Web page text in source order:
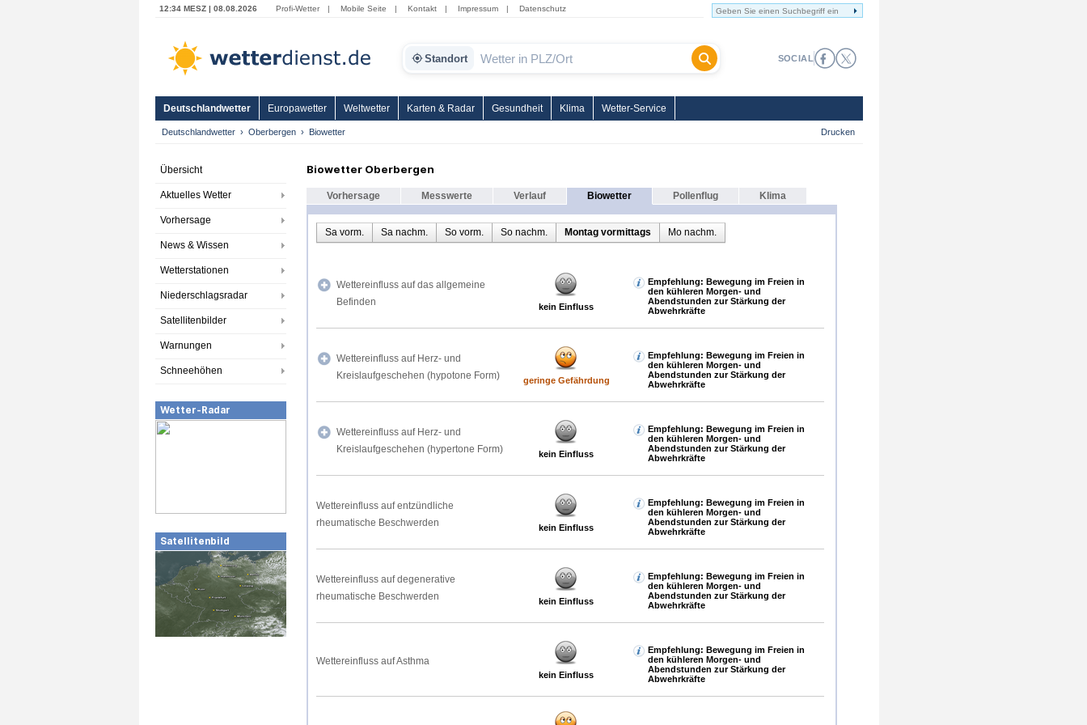
12:34 MESZ | 08.08.2026 Profi-Wetter | Mobile Seite | Kontakt | Impressum | Datenschutz
Standort SOCIAL
Deutschlandwetter Europawetter Weltwetter Karten & Radar Gesundheit Klima Wetter-Service
Deutschlandwetter Oberbergen Biowetter Drucken
Übersicht
Aktuelles Wetter
Vorhersage
News & Wissen
Wetterstationen
Niederschlagsradar
Satellitenbilder
Warnungen
Schneehöhen
Wetter-Radar
Satellitenbild
Biowetter Oberbergen
Vorhersage Messwerte Verlauf Biowetter Pollenflug Klima
Sa vorm. Sa nachm. So vorm. So nachm. Montag vormittags Mo nachm.
Wettereinfluss auf das allgemeine
Befinden
kein Einfluss
Empfehlung: Bewegung im Freien in
den kühleren Morgen- und
Abendstunden zur Stärkung der
Abwehrkräfte
Wettereinfluss auf Herz- und
Kreislaufgeschehen (hypotone Form)
geringe Gefährdung
Empfehlung: Bewegung im Freien in
den kühleren Morgen- und
Abendstunden zur Stärkung der
Abwehrkräfte
Wettereinfluss auf Herz- und
Kreislaufgeschehen (hypertone Form)
kein Einfluss
Empfehlung: Bewegung im Freien in
den kühleren Morgen- und
Abendstunden zur Stärkung der
Abwehrkräfte
Wettereinfluss auf entzündliche
rheumatische Beschwerden
kein Einfluss
Empfehlung: Bewegung im Freien in
den kühleren Morgen- und
Abendstunden zur Stärkung der
Abwehrkräfte
Wettereinfluss auf degenerative
rheumatische Beschwerden
kein Einfluss
Empfehlung: Bewegung im Freien in
den kühleren Morgen- und
Abendstunden zur Stärkung der
Abwehrkräfte
Wettereinfluss auf Asthma
kein Einfluss
Empfehlung: Bewegung im Freien in
den kühleren Morgen- und
Abendstunden zur Stärkung der
Abwehrkräfte